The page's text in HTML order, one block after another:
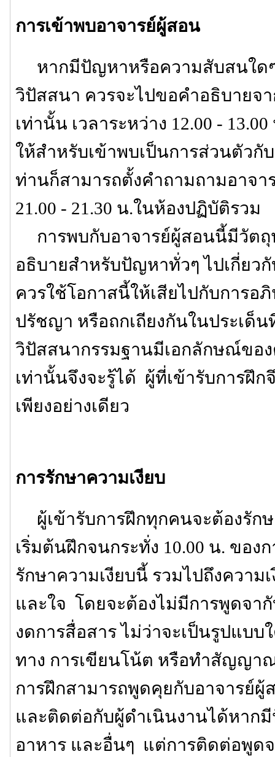
การเข้าพบอาจารย์ผู้สอน
หากมีปัญหาหรือความสับสนใดๆ
วิปัสสนา ควรจะไปขอคำอธิบายจ
เท่านั้น เวลาระหว่าง 12.00 -
ให้สำหรับเข้าพบเป็นการส่วนตัว
ท่านก็สามารถตั้งคำถามถามอาจา
21.00 - 21.30 น.ในห้องปฏิบัติรวม
การพบกับอาจารย์ผู้สอนนี้มีวัตถุ
อธิบายสำหรับปัญหาทั่วๆ ไปเกี่ยว
ควรใช้โอกาสนี้ให้เสียไปกับการอภิ
ปรัชญา หรือถกเถียงกันในประเด็
วิปัสสนากรรมฐานมีเอกลักษณ์ขอ
เท่านั้นจึงจะรู้ได้ ผู้ที่เข้ารับการฝึ
เพียงอย่างเดียว
การรักษาความเงียบ
ผู้เข้ารับการฝึกทุกคนจะต้องรัก
เริ่มต้นฝึกจนกระทั่ง 10.00 น. ของ
รักษาความเงียบนี้ รวมไปถึงความ
และใจ โดยจะต้องไม่มีการพูดจา
งดการสื่อสาร ไม่ว่าจะเป็นรูปแบบ
ทาง การเขียนโน้ต หรือทำสัญญา
การฝึกสามารถพูดคุยกับอาจารย์
และติดต่อกับผู้ดำเนินงานได้หาก
อาหาร และอื่นๆ แต่การติดต่อพูด